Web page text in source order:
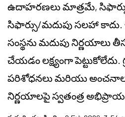
ఉదాహరణలు మాత్రమే,
సిఫార్సు/మదుపు సలహా కాదు.
సంస్థను మదుపు నిర్ణయాలు
చేయడం లక్ష్యంగా
పరిశోధనలు మరియు
నిర్ణయాలపై స్వతంత్ర